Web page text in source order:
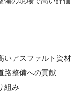
いアスファルト資材
路整備への貢献
組み